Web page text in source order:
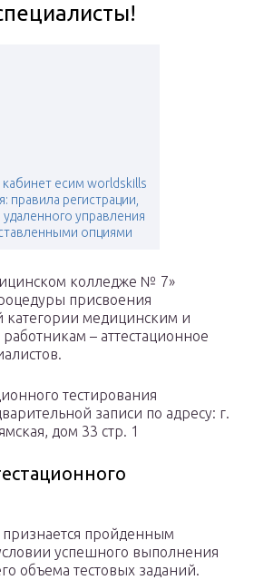
есим worldskills
правила регистрации,
удаленного управления
опциями
колледже № 7»
присвоения
медицинским и
– аттестационное
тестирования
записи по адресу: г.
дом 33 стр. 1
пройденным
успешного выполнения
объема тестовых заданий.